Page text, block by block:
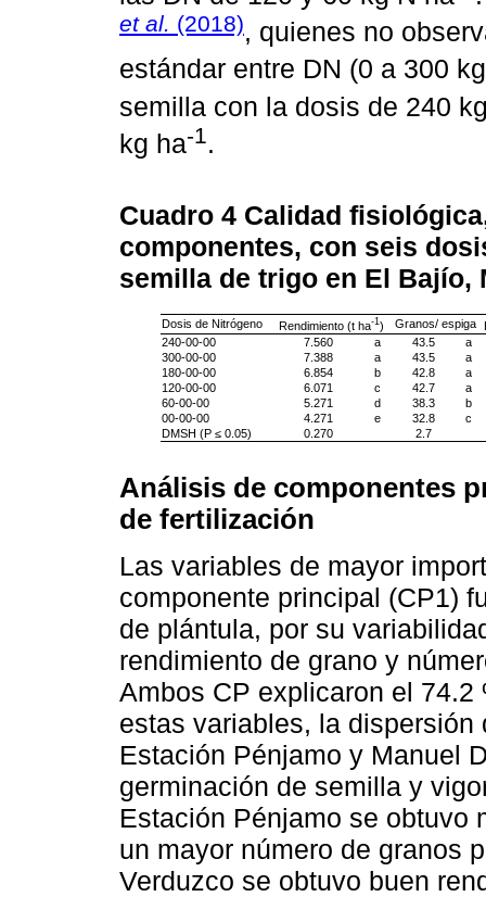
et al. (2018), quienes no
estándar entre DN (0 a 300
semilla con la dosis de 240
kg ha-1.
Cuadro 4 Calidad
componentes, con seis
semilla de trigo en El Bajío,
Dosis de Nitrógeno Rendimiento (t ha-1 ) Granos/ espiga
240-00-00
7.560 a 43.5
a
300-00-00
7.388 a 43.5
a
180-00-00
6.854 b 42.8
a
120-00-00
6.071 c 42.7
a
60-00-00
5.271 d 38.3
b
00-00-00
4.271 e 32.8
c
DMSH (P ≤ 0.05)
0.270 2.7
Análisis de componentes
de fertilización
Las variables de mayor
componente principal (CP1)
de plántula, por su
rendimiento de grano y
Ambos CP explicaron el
estas variables, la
Estación Pénjamo y Manuel
germinación de semilla y
Estación Pénjamo se obtuvo
un mayor número de granos
Verduzco se obtuvo buen